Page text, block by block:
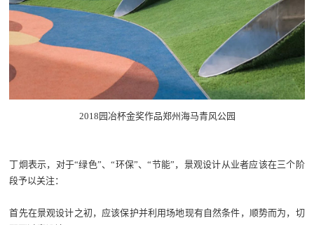
2018园冶杯金奖作品郑州海马青风公园
丁炯表示，对于“绿色”、“环保”、“节能”，景观设计从业者应该在三个阶
段予以关注：
首先在景观设计之初，应该保护并利用场地现有自然条件，顺势而为，切